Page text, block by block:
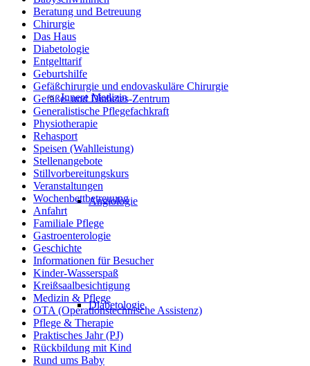
Innere Medizin
Angiologie
Diabetologie
Beratung und Betreuung
Chirurgie
Das Haus
Diabetologie
Entgelttarif
Geburtshilfe
Gefäßchirurgie und endovaskuläre Chirurgie
Gefäße- und Diabetes-Zentrum
Generalistische Pflegefachkraft
Physiotherapie
Rehasport
Speisen (Wahlleistung)
Stellenangebote
Stillvorbereitungskurs
Veranstaltungen
Wochenbettbetreuung
Anfahrt
Familiale Pflege
Gastroenterologie
Geschichte
Informationen für Besucher
Kinder-Wasserspaß
Kreißsaalbesichtigung
Medizin & Pflege
OTA (Operationstechnische Assistenz)
Pflege & Therapie
Praktisches Jahr (PJ)
Rückbildung mit Kind
Rund ums Baby